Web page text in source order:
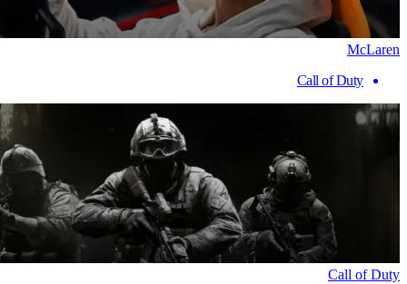
McLaren
Call of Duty
Call of Duty